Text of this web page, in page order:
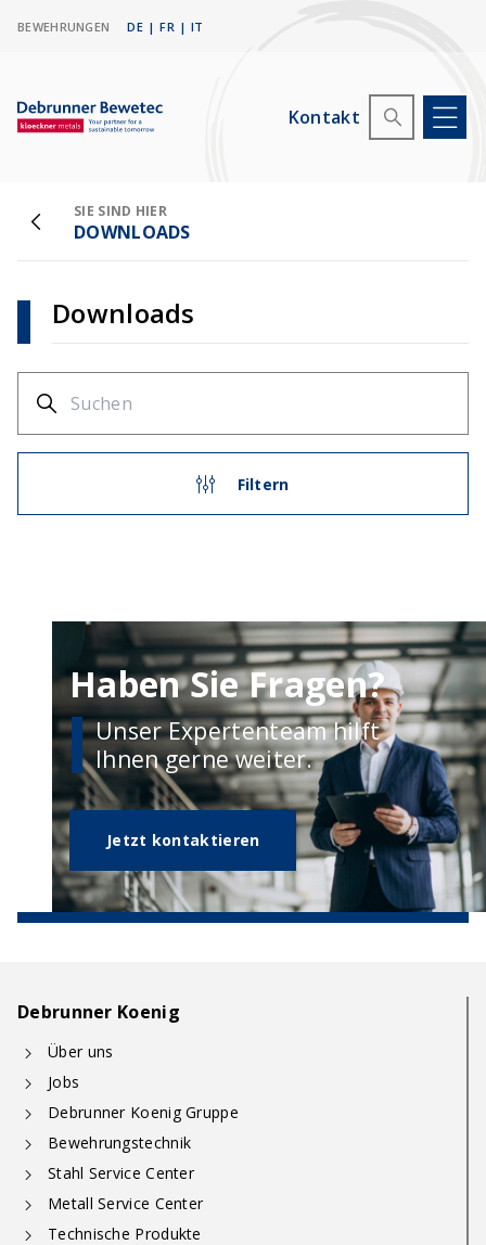
BEWEHRUNGEN IT
|
FR
|
DE
Kontakt
SIE SIND HIER
DOWNLOADS
Downloads
Filtern
Haben Sie Fragen?
Unser Expertenteam hilft
Ihnen gerne weiter.
Jetzt kontaktieren
Debrunner Koenig
Über uns
Jobs
Debrunner Koenig Gruppe
Bewehrungstechnik
Stahl Service Center
Metall Service Center
Technische Produkte